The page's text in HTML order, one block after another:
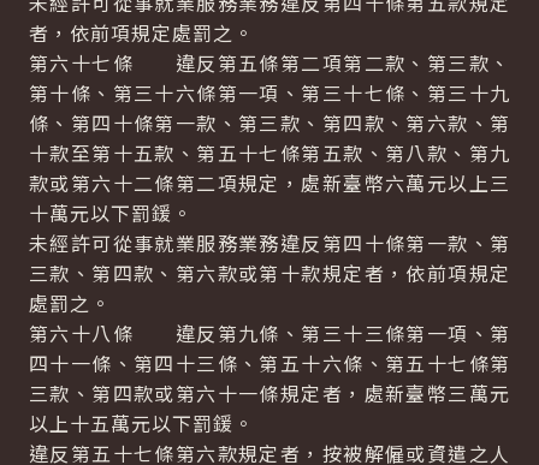
者，依前項規定處罰之。
第六十七條 違反第五條第二項第二款、第三款、
第十條、第三十六條第一項、第三十七條、第三十九
條、第四十條第一款、第三款、第四款、第六款、第
十款至第十五款、第五十七條第五款、第八款、第九
款或第六十二條第二項規定，處新臺幣六萬元以上三
十萬元以下罰鍰。
未經許可從事就業服務業務違反第四十條第一款、第
三款、第四款、第六款或第十款規定者，依前項規定
處罰之。
第六十八條 違反第九條、第三十三條第一項、第
四十一條、第四十三條、第五十六條、第五十七條第
三款、第四款或第六十一條規定者，處新臺幣三萬元
以上十五萬元以下罰鍰。
違反第五十七條第六款規定者，按被解僱或資遣之人